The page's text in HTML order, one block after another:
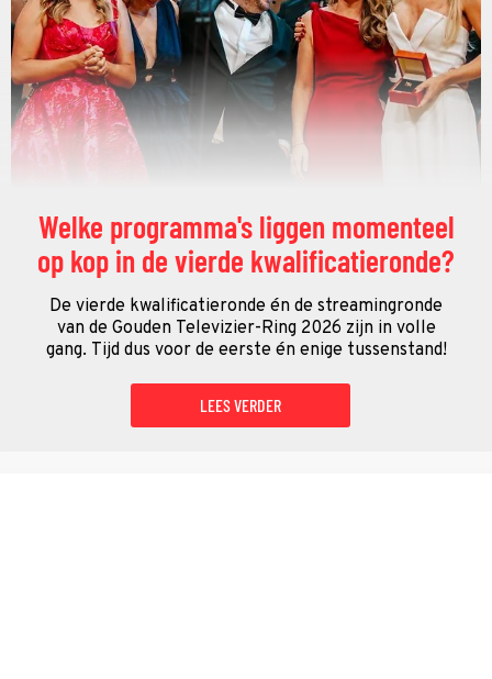
Welke programma's liggen momenteel
op kop in de vierde kwalificatieronde?
De vierde kwalificatieronde én de streamingronde
van de Gouden Televizier-Ring 2026 zijn in volle
gang. Tijd dus voor de eerste én enige tussenstand!
LEES VERDER